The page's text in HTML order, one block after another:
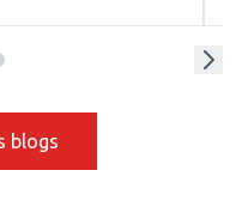
emplatados más
simples, como
elegir bien el plato, mirar
referentes y jugar con
blogs